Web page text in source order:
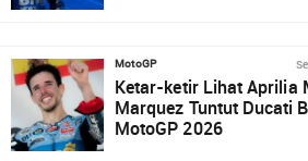
MotoGP
Ketar-ketir Lihat Aprilia
Marquez Tuntut Ducati
MotoGP 2026